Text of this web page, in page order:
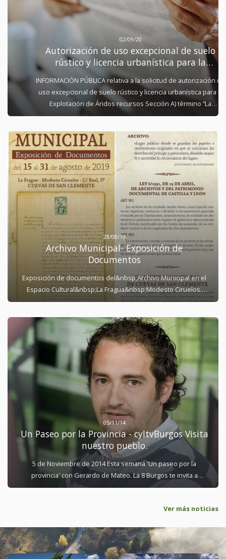
02/09/20
Autorización de uso excepcional de suelo
rústico y licencia urbanística para la
Explotación de Áridos
INFORMACIÓN PÚBLICA relativa a la solicitud de autorización de
uso excepcional de suelo rústico y licencia urbanística para la
Explotación de Áridos recursos Sección A) término “La
Recuperada” nº1238, parcela 5778 polígono 502 de Cuevas de
Palacios Lázaro, en representación de Hormigones El Molino
S.A se ha solicitado autorización de uso excepcional de suelo
rústico y licencia urbanística para la Explotación de Áridos
recursos Sección A) término “La Recuperada” nº1238, parcela
5778 polígono 502 , de este término municipal de Cuevas de
San Clemente (Burgos). Disponen de Declaración de Impacto
Ambiental informada favorablemente, con fecha de 21 de
febrero de 2020. En cumplimiento de la legislación vigente,
25.2.b de la Ley 5/1999 de Urbanismo de Castilla y León y el
artículo 307.3 del Decreto 22/2004, de 29 de enero, por el que
se aprueba el Reglamento de Urbanismo de Castilla y León
sobre procedimiento de autorización de usos excepcionales
en suelo rústico, se procede a abrir período de información
pública por término de veinte días hábiles desde la aparición
del presente anuncio en el Boletín Oficial de Castilla y León, y
463/2020 de 14 de marzo de 2020, para que, quienes se vean
afectados de algún modo por dicha actividad, puedan
examinarlo en la Secretaría Municipal, en horario de oficina y
presentar cuantas alegaciones consideren convenientes.
Asimismo se hace saber que el expediente objeto de esta
comunicación se puede consultar en las dependencias
municipales, así como en la sede electrónica:
cogollos.sedelectronica.es, y en la página web
www.cuevasdesanclemente.es y presentar cuantas
alegaciones consideren convenientes. En Cuevas de San
Clemente, a 4 de mayo de 2020. EL ALCALDE PRESIDENTE. Fdo
Eloy Miguel Alonso Calvo
28/08/19
Archivo Municipal- Exposición de
Documentos
Exposición de documentos del&nbsp;Archivo Municipal en el
Espacio Cultural&nbsp;La Fragua&nbsp;Modesto Ciruelos.
&nbsp; Arte Cultura e Historia Rural, donde se ha encontrado
G.Alonso &nbsp;
05/11/14
Un Paseo por la Provincia - cyltvBurgos Visita
nuestro pueblo.
5 de Noviembre de 2014 Esta semana 'Un paseo por la
provincia' con Gerardo de Mateo. La 8 Burgos te invita a
conocer distintos rincones de la provincia burgalesa, con
de este espacio que muestra la geografía, las tradiciones, la
pueblo. Ver Video en Youtube &nbsp;
Ver más noticias